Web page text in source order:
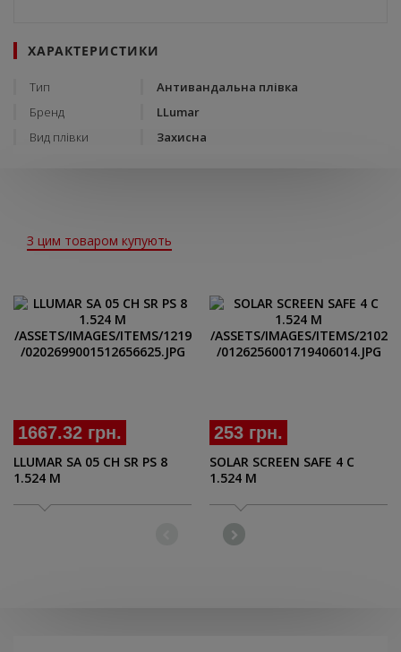
ХАРАКТЕРИСТИКИ
Тип
Антивандальна плівка
Бренд
LLumar
Вид плівки
Захисна
З цим товаром купують
1667.32 грн.
LLUMAR SA 05 CH SR PS 8
1.524 M
253 грн.
SOLAR SCREEN SAFE 4 C
1.524 M